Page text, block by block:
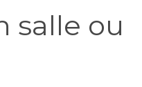
salle ou